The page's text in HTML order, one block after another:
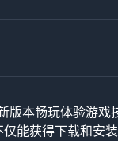
版本畅玩体验游
能获得下载和安